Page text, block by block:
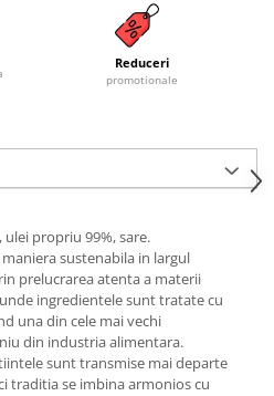
Reduceri
promotionale
propriu 99%, sare.
sustenabila in largul
prelucrarea atenta a materii
ingredientele sunt tratate cu
una din cele mai vechi
din industria alimentara.
sunt transmise mai departe
traditia se imbina armonios cu